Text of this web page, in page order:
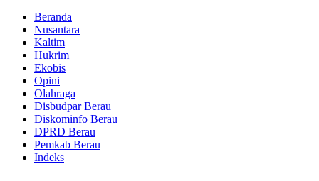
Beranda
Nusantara
Kaltim
Hukrim
Ekobis
Opini
Olahraga
Disbudpar Berau
Diskominfo Berau
DPRD Berau
Pemkab Berau
Indeks